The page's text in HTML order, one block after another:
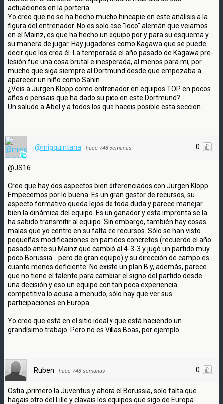
actuaciones en la porteria.
Yo creo que no se ha hecho mucho hincapie en este análisis a la
figura del entrenador. No es solo ese "loco" alemán que veiamos
en el Mainz, es que ha hecho un equipo por y para su esquema y
su manera de jugar. Hay jugadores como Kagawa que se puede
decir que los crea él. La temporada el año pasado de Kagawa pre-
lesión fue una cosa brutal e inesperada, al menos para mi, por
mucho que siga siempre al Dortmund desde que empezaba a
aparecer un niño como Sahin.
¿Veis a Jürgen Klopp como entrenador en equipos TOP en pocos
años o pensais que ha dado su pico en este Dortmund?
Un saludo a Abel y a todos los que haceis posible esta seccion.
0
@migquintana · hace 748 semanas
@JS16
Creo que hay dos aspectos bien diferenciados con Jürgen Klopp.
Empecemos por lo buena. Es un gran gestor de recursos, su
aspecto formativo queda lejos de toda duda y parece manejar
bien la dinámica del equipo. Es un ganador y esta impronta se la
ha sabido transmitir al equipo. Sin embargo, también hay cosas
malas que yo centro en su falta de recursos. Sólo se han visto
pequeñas modificaciones en partidos concretos (recuerdo el año
pasado ante su Mainz que cambió al 4-3-3 y jugó un partido muy
poco Borussia... pero de gran equipo) y su dirección de campo es
cuanto menos deficiente. No existe un plan B y, además, parece
que no tiene el talento para cambiar el signo del partido desde
una decisión y eso un equipo con tan poca experiencia
competitiva lo acusa a menudo, sólo hay que ver sus
participaciones en Europa.
Yo creo que está en el sitio ideal y que está haciendo un
grandísimo trabajo. Pero no es Villas Boas, por ejemplo.
0
Ruben · hace 748 semanas
Ostia ,primero la Juventus y ahora el Borussia, solo falta que
hagais otro del Lille y clavais los equipos que sigo de Europa.